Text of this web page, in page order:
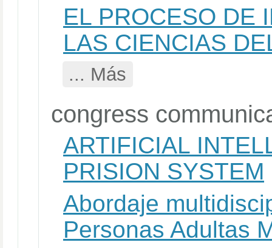
EL PROCESO DE
LAS CIENCIAS
... Más
congress
ARTIFICIAL
PRISION SYSTEM
Abordaje
Personas Adultas